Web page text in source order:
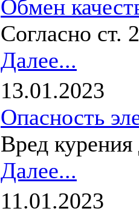
Обмен
Согласно ст.
Далее...
13.01.2023
Опасность
Вред
Далее...
11.01.2023